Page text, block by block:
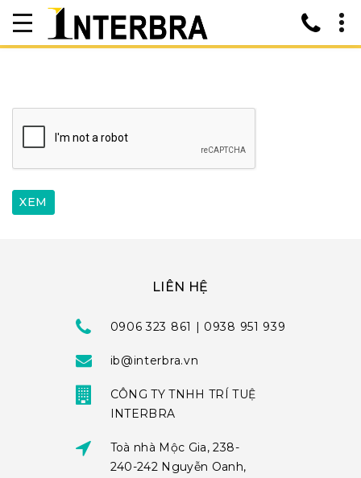
LIÊN HỆ
0906 323 861 | 0938 951 939
ib@interbra.vn
CÔNG TY TNHH TRÍ TUỆ
INTERBRA
Toà nhà Mộc Gia, 238-
240-242 Nguyễn Oanh,